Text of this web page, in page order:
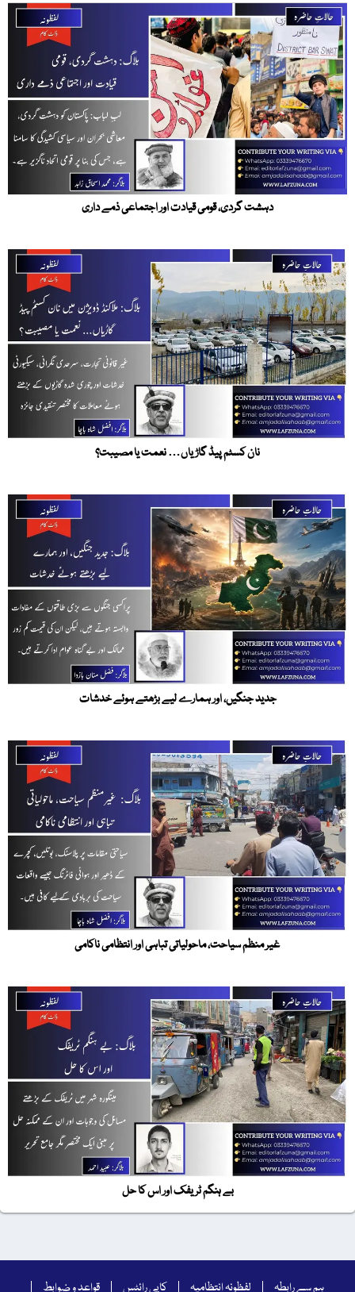
دہشت گردی، قومی قیادت اور اجتماعی ذمے داری
نان کسٹم پیڈ گاڑیاں… نعمت یا مصیبت؟
جدید جنگیں، اور ہمارے لیے بڑھتے ہوئے خدشات
غیر منظم سیاحت، ماحولیاتی تباہی اور انتظامی ناکامی
بے ہنگم ٹریفک اور اس کا حل
ہم سے رابطہ لفظونہ انتظامیہ کاپی رائٹس قواعد و ضوابط